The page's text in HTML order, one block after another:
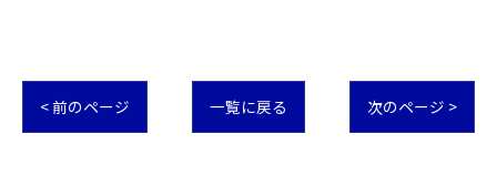
< 前のページ 一覧に戻る 次のページ >